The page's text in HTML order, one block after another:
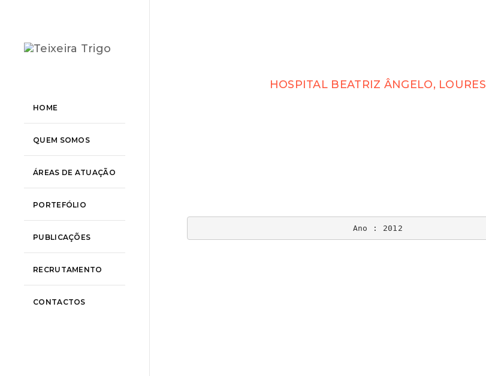
HOME
QUEM SOMOS
ÁREAS DE ATUAÇÃO
PORTEFÓLIO
PUBLICAÇÕES
RECRUTAMENTO
CONTACTOS
HOSPITAL BEATRIZ ÂNGELO, LOURES
Ano : 2012